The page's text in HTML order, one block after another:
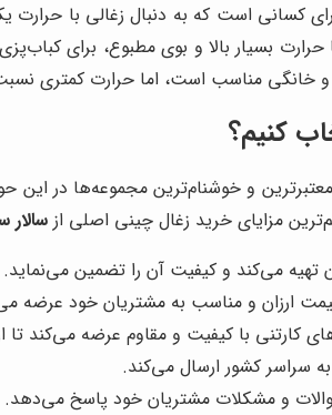
کسانی است که به دنبال زغالی با حرارت
حرارت بسیار بالا و بوی مطبوع، برای
و خانگی مناسب است، اما حرارت کمتری
کنیم؟
و خوشنام‌ترین مجموعه‌ها در
مزایای خرید زغال چینی اصلی از
تهیه می‌کند و کیفیت آن را تضمین می‌نماید.
ارزان و مناسب به مشتریان خود عرضه
کارتنی با کیفیت و مقاوم عرضه می‌کند
سراسر کشور ارسال می‌کند.
و مشکلات مشتریان خود پاسخ می‌دهد.